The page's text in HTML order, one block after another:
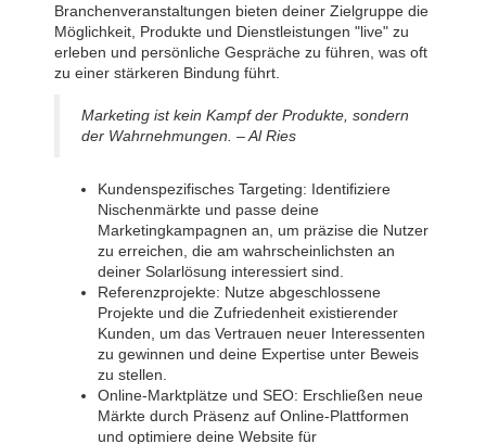
Branchenveranstaltungen bieten deiner Zielgruppe die
Möglichkeit, Produkte und Dienstleistungen "live" zu
erleben und persönliche Gespräche zu führen, was oft
zu einer stärkeren Bindung führt.
Marketing ist kein Kampf der Produkte, sondern
der Wahrnehmungen. – Al Ries
Kundenspezifisches Targeting: Identifiziere
Nischenmärkte und passe deine
Marketingkampagnen an, um präzise die Nutzer
zu erreichen, die am wahrscheinlichsten an
deiner Solarlösung interessiert sind.
Referenzprojekte: Nutze abgeschlossene
Projekte und die Zufriedenheit existierender
Kunden, um das Vertrauen neuer Interessenten
zu gewinnen und deine Expertise unter Beweis
zu stellen.
Online-Marktplätze und SEO: Erschließen neue
Märkte durch Präsenz auf Online-Plattformen
und optimiere deine Website für